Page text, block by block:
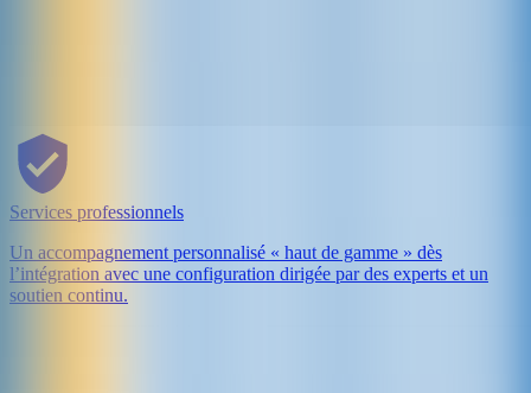
Services professionnels
Un accompagnement personnalisé « haut de gamme » dès
l’intégration avec une configuration dirigée par des experts et un
soutien continu.